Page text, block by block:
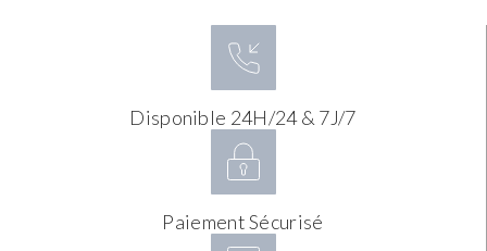
Disponible 24H/24 & 7J/7
Paiement Sécurisé